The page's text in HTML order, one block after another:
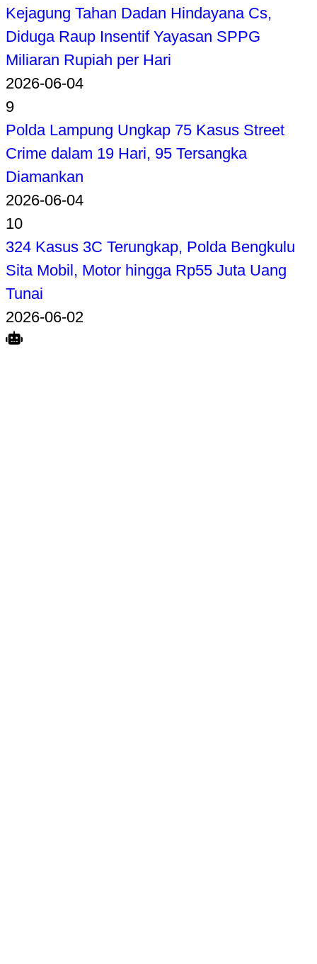
Kejagung Tahan Dadan Hindayana Cs,
Diduga Raup Insentif Yayasan SPPG
Miliaran Rupiah per Hari
2026-06-04
9
Polda Lampung Ungkap 75 Kasus Street
Crime dalam 19 Hari, 95 Tersangka
Diamankan
2026-06-04
10
324 Kasus 3C Terungkap, Polda Bengkulu
Sita Mobil, Motor hingga Rp55 Juta Uang
Tunai
2026-06-02